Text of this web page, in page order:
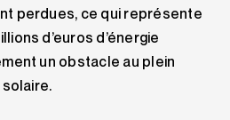
perdues, ce qui représente
d’euros d’énergie
un obstacle au plein